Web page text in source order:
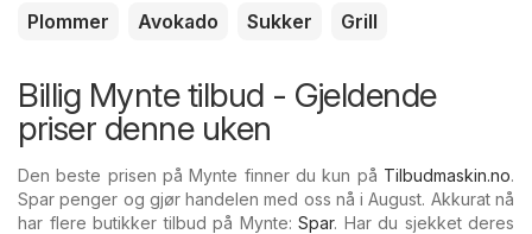
Plommer
Avokado Sukker Grill
Billig Mynte tilbud - Gjeldende
priser denne uken
Den beste prisen på Mynte finner du kun på Tilbudmaskin.no.
Spar penger og gjør handelen med oss nå i August. Akkurat nå
har flere butikker tilbud på Mynte: Spar. Har du sjekket deres